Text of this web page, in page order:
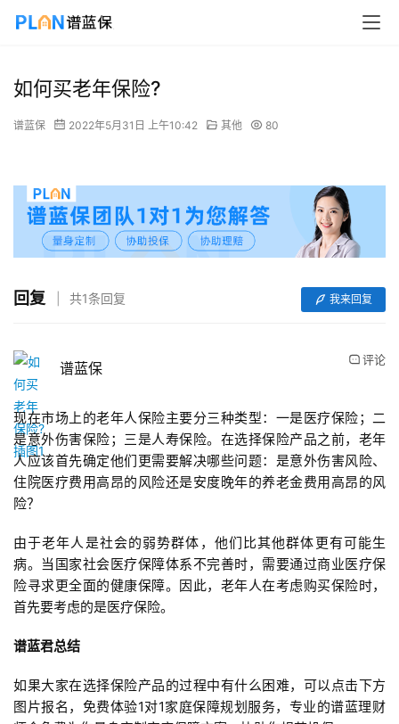
如何买老年保险?
谱蓝保 2022年5月31日 上午10:42 其他 80
回复 共1条回复 我来回复
谱蓝保 评论
现在市场上的老年人保险主要分三种类型：一是医疗保险；二
是意外伤害保险；三是人寿保险。在选择保险产品之前，老年
人应该首先确定他们更需要解决哪些问题：是意外伤害风险、
住院医疗费用高昂的风险还是安度晚年的养老金费用高昂的风
险？
由于老年人是社会的弱势群体，他们比其他群体更有可能生
病。当国家社会医疗保障体系不完善时，需要通过商业医疗保
险寻求更全面的健康保障。因此，老年人在考虑购买保险时，
首先要考虑的是医疗保险。
谱蓝君总结
如果大家在选择保险产品的过程中有什么困难，可以点击下方
图片报名，免费体验1对1家庭保障规划服务，专业的谱蓝理财